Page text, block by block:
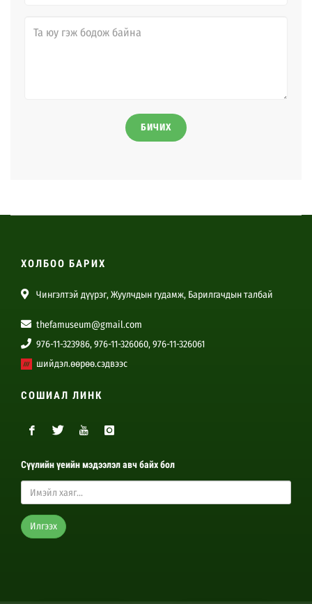
БИЧИХ
ХОЛБОО БАРИХ
Чингэлтэй дүүрэг, Жуулчдын гудамж, Барилгачдын талбай
thefamuseum@gmail.com
976-11-323986, 976-11-326060, 976-11-326061
шийдэл.өөрөө.сэдвээс
СОШИАЛ ЛИНК
Сүүлийн үеийн мэдээлэл авч байх бол
Илгээх